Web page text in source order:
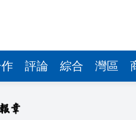
評論 綜合 灣區